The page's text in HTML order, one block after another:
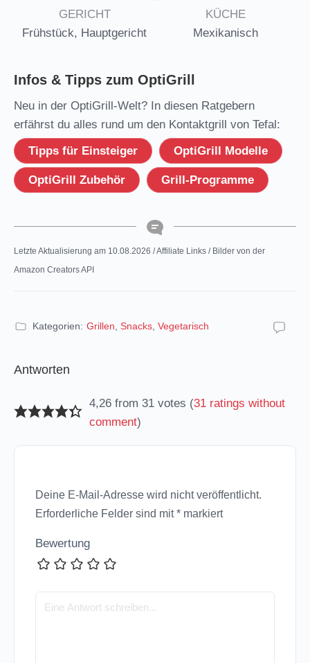
GERICHT
Frühstück, Hauptgericht
KÜCHE
Mexikanisch
Infos & Tipps zum OptiGrill
Neu in der OptiGrill-Welt? In diesen Ratgebern
erfährst du alles rund um den Kontaktgrill von Tefal:
Tipps für Einsteiger
OptiGrill Modelle
OptiGrill Zubehör Grill-Programme
Letzte Aktualisierung am 10.08.2026 / Affiliate Links / Bilder von der
Amazon Creators API
Kategorien: Grillen Snacks Vegetarisch
Antworten
4,26 from 31 votes (31 ratings without
comment)
Deine E-Mail-Adresse wird nicht veröffentlicht.
Erforderliche Felder sind mit* markiert
Bewertung